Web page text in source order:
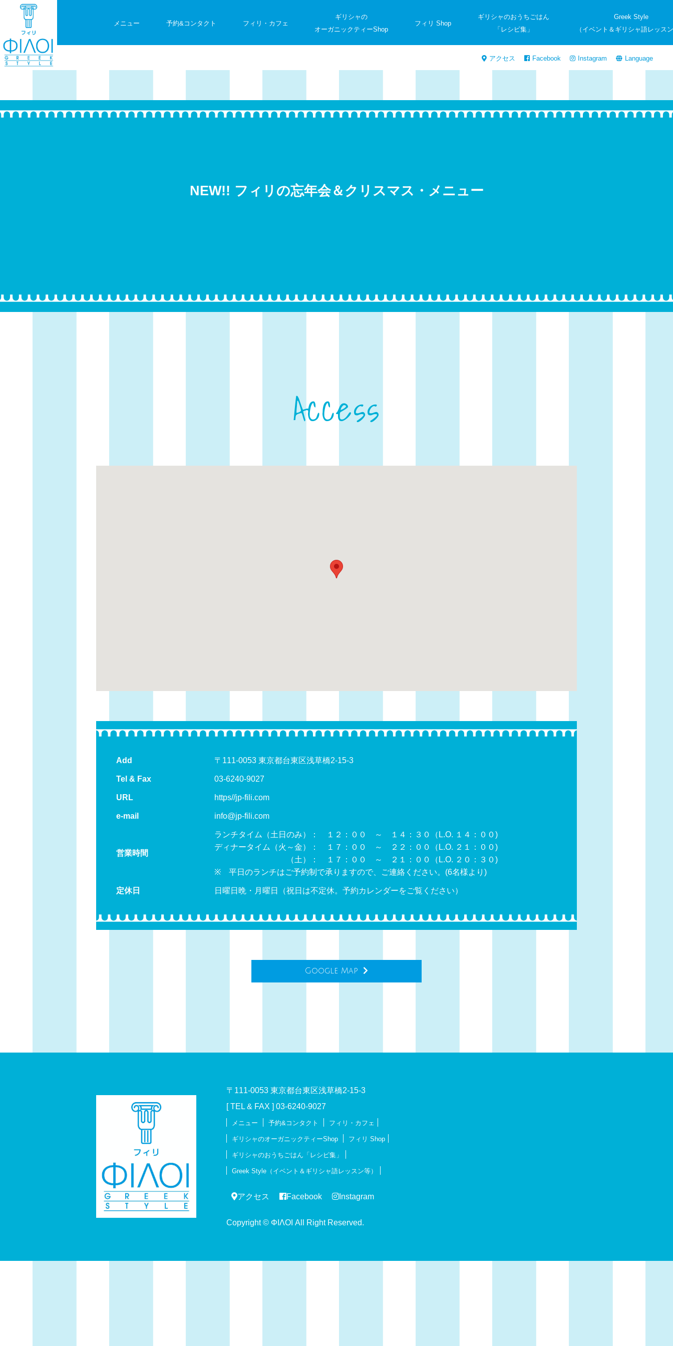
メニュー 予約&コンタクト フィリ・カフェ
ギリシャの
オーガニックティーShop
フィリ Shop
ギリシャのおうちごはん
「レシピ集」
Greek Style
（イベント＆ギリシャ語レッス
アクセス Facebook Instagram Language
NEW!! フィリの忘年会＆クリスマス・メニュー
Access
Add 〒111-0053 東京都台東区浅草橋2-15-3
Tel & Fax 03-6240-9027
URL https//jp-fili.com
e-mail info@jp-fili.com
営業時間
ランチタイム（土日のみ）： １２：００ ～ １４：３０（L.O. １４：００)
ディナータイム（火～金）： １７：００ ～ ２２：００（L.O. ２１：００)
（土）： １７：００ ～ ２１：００（L.O. ２０：３０)
※ 平日のランチはご予約制で承りますので、ご連絡ください。(6名様より)
定休日 日曜日晩・月曜日（祝日は不定休。予約カレンダーをご覧ください）
Google Map
〒111-0053 東京都台東区浅草橋2-15-3
[ TEL & FAX ] 03-6240-9027
メニュー 予約&コンタクト フィリ・カフェ
ギリシャのオーガニックティーShop フィリ Shop
ギリシャのおうちごはん「レシピ集」
Greek Style（イベント＆ギリシャ語レッスン等）
アクセス Facebook Instagram
Copyright © ΦΙΛΟΙ All Right Reserved.